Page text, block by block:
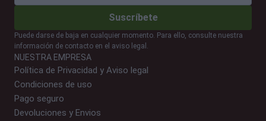
Suscríbete
Puede darse de baja en cualquier momento. Para ello, consulte nuestra
información de contacto en el aviso legal.
NUESTRA EMPRESA
Política de Privacidad y Aviso legal
Condiciones de uso
Pago seguro
Devoluciones y Envios